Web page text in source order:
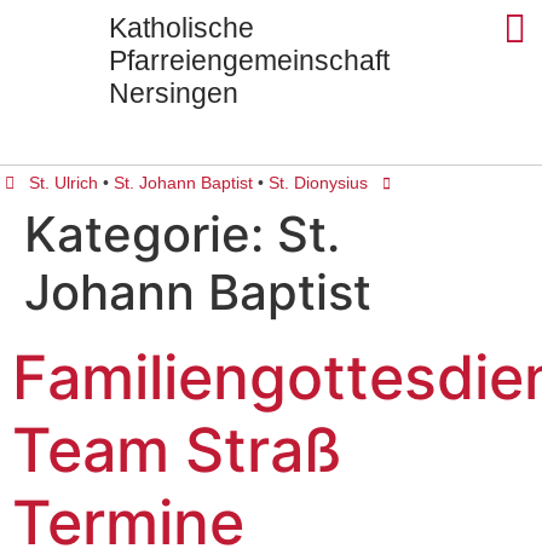
Katholische
Pfarreiengemeinschaft
Nersingen
St. Ulrich • St. Johann Baptist • St. Dionysius
Kategorie: St.
Johann Baptist
Team Straß
Termine